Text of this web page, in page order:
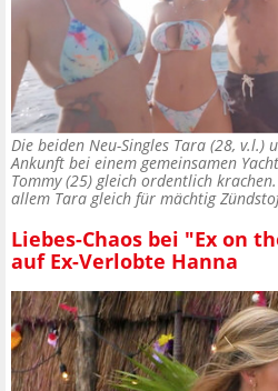
Die beiden Neu-Singles Tara (28, v.l.)
Ankunft bei einem gemeinsamen
Tommy (25) gleich ordentlich
allem Tara gleich für mächtig
Liebes-Chaos bei "Ex on
auf Ex-Verlobte Hanna